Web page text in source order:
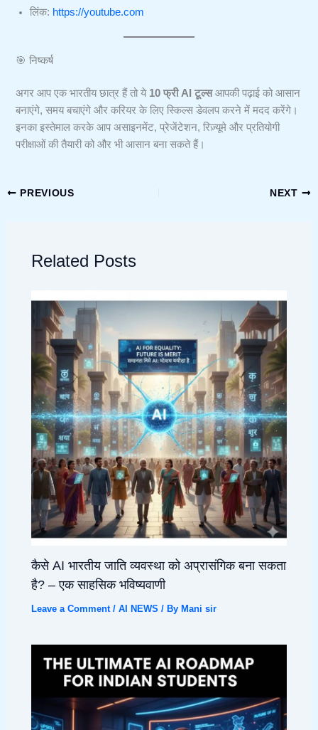
लिंक: https://youtube.com
🎯 निष्कर्ष
अगर आप एक भारतीय छात्र हैं तो ये 10 फ्री AI टूल्सआपकी पढ़ाई को आसान
बनाएंगे, समय बचाएंगे और करियर के लिए स्किल्स डेवलप करने में मदद करेंगे।
इनका इस्तेमाल करके आप असाइनमेंट, प्रेजेंटेशन, रिज़्यूमे और प्रतियोगी
परीक्षाओं की तैयारी को और भी आसान बना सकते हैं।
PREVIOUS NEXT
Related Posts
कैसे AI भारतीय जाति व्यवस्था को अप्रासंगिक बना सकता
है? – एक साहसिक भविष्यवाणी
Leave a Comment /AI NEWS / By Mani sir